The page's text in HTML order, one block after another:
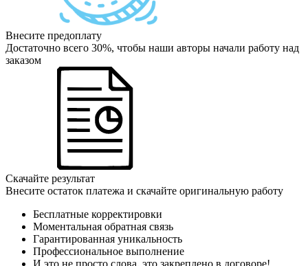
Внесите предоплату
Достаточно всего 30%, чтобы наши авторы начали работу над
заказом
Скачайте результат
Внесите остаток платежа и скачайте оригинальную работу
Бесплатные корректировки
Моментальная обратная связь
Гарантированная уникальность
Профессиональное выполнение
И это не просто слова, это закреплено в договоре!